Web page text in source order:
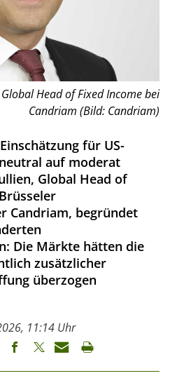
Head of Fixed Income bei
Candriam (Bild: Candriam)
für US-
auf moderat
Global Head of
Candriam, begründet
Die Märkte hätten die
zusätzlicher
überzogen
11:14 Uhr